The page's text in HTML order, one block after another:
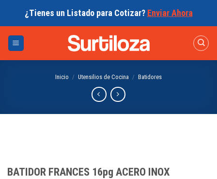
¿Tienes un Listado para Cotizar? Enviar Ahora
Inicio / Utensilios de Cocina / Batidores
BATIDOR FRANCES 16pg ACERO INOX